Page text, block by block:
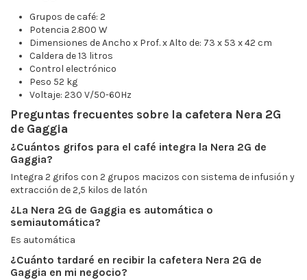
Grupos de café: 2
Potencia 2.800 W
Dimensiones de Ancho x Prof. x Alto de: 73 x 53 x 42 cm
Caldera de 13 litros
Control electrónico
Peso 52 kg
Voltaje: 230 V/50-60Hz
Preguntas frecuentes sobre la cafetera Nera 2G
de Gaggia
¿Cuántos grifos para el café integra la Nera 2G de
Gaggia?
Integra 2 grifos con 2 grupos macizos con sistema de infusión y
extracción de 2,5 kilos de latón
¿La Nera 2G de Gaggia es automática o
semiautomática?
Es automática
¿Cuánto tardaré en recibir la cafetera Nera 2G de
Gaggia en mi negocio?